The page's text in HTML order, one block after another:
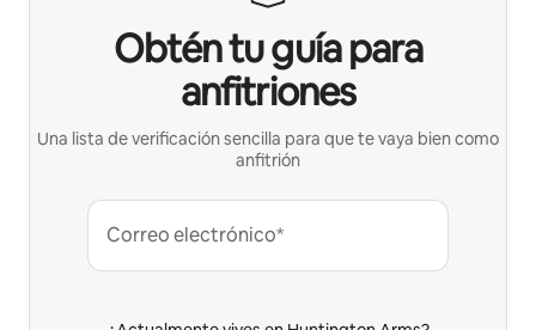
Obtén tu guía para
anfitriones
Una lista de verificación sencilla para que te vaya bien como
anfitrión
Correo electrónico*